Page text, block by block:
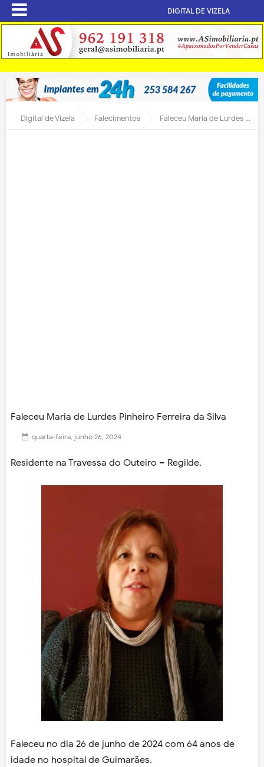
DIGITAL DE VIZELA
Digital de Vizela Falecimentos Faleceu Maria de Lurdes Pinheiro Ferreira da Silva
Faleceu Maria de Lurdes Pinheiro Ferreira da Silva
quarta-feira, junho 26, 2024
Residente na Travessa do Outeiro – Regilde.
Faleceu no dia 26 de junho de 2024 com 64 anos de
idade no hospital de Guimarães.